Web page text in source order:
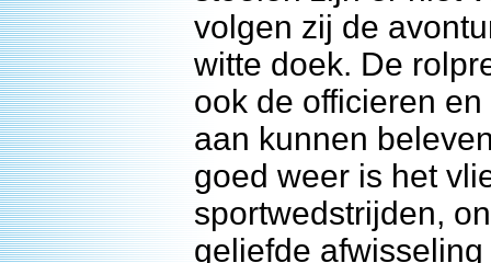
volgen zij de
witte doek. De
ook de officieren
aan kunnen
goed weer is het
sportwedstrijden,
geliefde